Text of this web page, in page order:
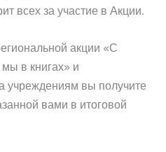
всех за участие в Акции.
акции «С
в книгах» и
учреждениям вы получите
вами в итоговой